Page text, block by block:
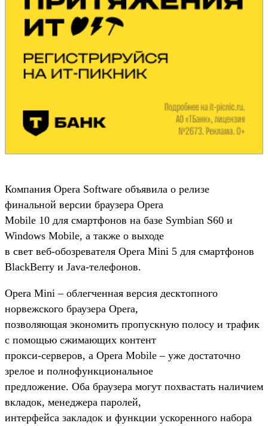
Компания Opera Software объявила о релизе
финальной версии браузера Opera
Mobile 10 для смартфонов на базе Symbian S60 и
Windows Mobile, а также о выходе
в свет веб-обозревателя Opera Mini 5 для смартфонов
BlackBerry и Java-телефонов.
Opera Mini – облегченная версия десктопного
норвежского браузера Opera,
позволяющая экономить пропускную полосу и трафик
с помощью сжимающих контент
прокси-серверов, а Opera Mobile – уже достаточно
зрелое и полнофункциональное
предложение. Оба браузера могут похвастать наличием
вкладок, менеджера паролей,
интерфейса закладок и функции ускоренного набора